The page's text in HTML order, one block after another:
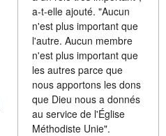
a-t-elle ajouté. "Aucun
n'est plus important que
l'autre. Aucun membre
n'est plus important que
les autres parce que
nous apportons les dons
que Dieu nous a donnés
au service de l'Église
Méthodiste Unie".